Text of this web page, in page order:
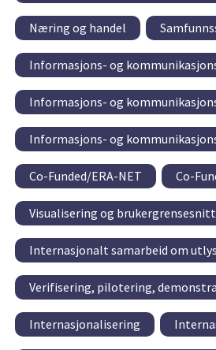
Næring og handel
Informasjons- og
Informasjons- og
Informasjons- og
Co-Funded/ERA-NET Co-
Visualisering og brukergrensesnitt
Internasjonalt samarbeid om
Verifisering, pilotering,
Internasjonalisering